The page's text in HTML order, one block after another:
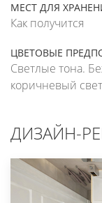
МЕСТ ДЛЯ
Как получится
ЦВЕТОВЫЕ
Светлые тона.
коричневый
ДИЗАЙН-